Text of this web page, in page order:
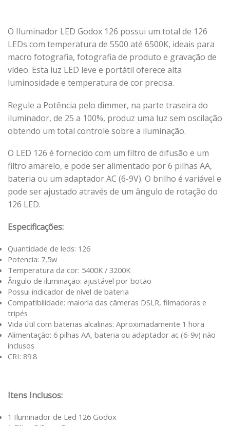
O Iluminador LED Godox 126 possui um total de 126
LEDs com temperatura de 5500 até 6500K, ideais para
macro fotografia, fotografia de produto e gravação de
vídeo. Esta luz LED leve e portátil oferece alta
luminosidade e temperatura de cor precisa.
Regule a Potência pelo dimmer, na parte traseira do
iluminador, de 25 a 100%, produz uma luz sem oscilação
obtendo um total controle sobre a iluminação.
O LED 126 é fornecido com um filtro de difusão e um
filtro amarelo, e pode ser alimentado por 6 pilhas AA,
bateria ou um adaptador AC (6-9V). O brilho é variável e
pode ser ajustado através de um ângulo de rotação do
126 LED.
Especificações:
Quantidade de leds: 126
Potencia: 7,5w
Temperatura da cor: 5400K / 3200K
Ângulo de iluminação: ajustável por botão
Possui indicador de nível de bateria
Compatibilidade: maioria das câmeras DSLR, filmadoras e
tripés
Vida útil com baterias alcalinas: Aproximadamente 1 hora
Alimentação: 6 pilhas AA, bateria ou adaptador ac (6-9v) não
inclusos
CRI: 89.8
Itens Inclusos:
1 Iluminador de Led 126 Godox